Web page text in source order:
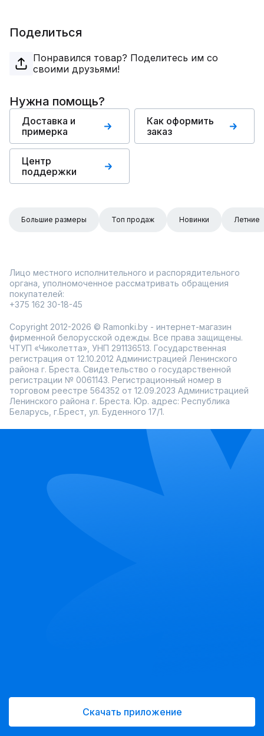
Поделиться
Понравился товар? Поделитесь им со
своими друзьями!
Нужна помощь?
Доставка и
примерка
Как оформить
заказ
Центр
поддержки
Большие размеры Топ продаж Новинки Летние
Лицо местного исполнительного и распорядительного
органа, уполномоченное рассматривать обращения
покупателей:
+375 162 30-18-45
Copyright 2012-2026 © Ramonki.by - интернет-магазин
фирменной белорусской одежды. Все права защищены.
ЧТУП «Чиколетта», УНП 291136513. Государственная
регистрация от 12.10.2012 Администрацией Ленинского
района г. Бреста. Свидетельство о государственной
регистрации № 0061143. Регистрационный номер в
торговом реестре 564352 от 12.09.2023 Администрацией
Ленинского района г. Бреста. Юр. адрес: Республика
Беларусь, г.Брест, ул. Буденного 17/1.
Скачать приложение